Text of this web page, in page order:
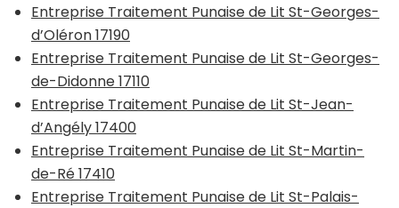
Entreprise Traitement Punaise de Lit St-Georges-
d’Oléron 17190
Entreprise Traitement Punaise de Lit St-Georges-
de-Didonne 17110
Entreprise Traitement Punaise de Lit St-Jean-
d’Angély 17400
Entreprise Traitement Punaise de Lit St-Martin-
de-Ré 17410
Entreprise Traitement Punaise de Lit St-Palais-